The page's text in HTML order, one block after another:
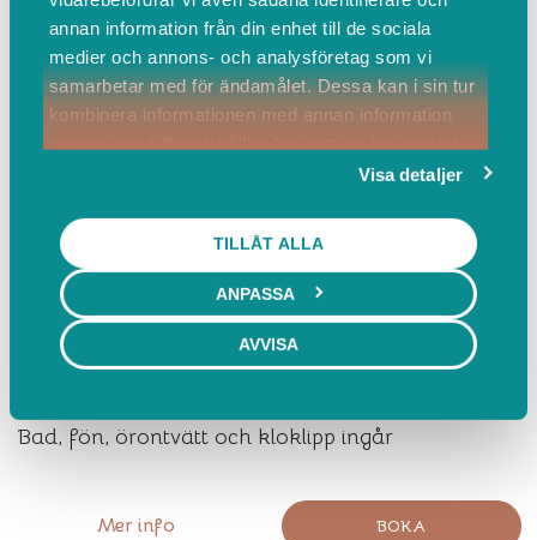
annan information från din enhet till de sociala
medier och annons- och analysföretag som vi
samarbetar med för ändamålet. Dessa kan i sin tur
kombinera informationen med annan information
Visa detaljer
TILLÅT ALLA
ANPASSA
AVVISA
Mini-Spa S Hund 6-15kg
120 min
700,00 SEK inkl. moms
Bad, fön, örontvätt och kloklipp ingår
Mini-Spa M Hund 15-25kg
150 min
Bad, fön, örontvätt och kloklipp ingår
BOKA
Mer info